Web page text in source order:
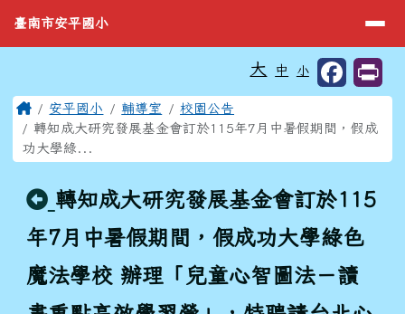
臺南市安平國小
導覽列
臺南市安平國小
⏸
大 中 小
主內容區域
Home安平國小 輔導室
校園公告
轉知成大研究發展基金會訂於115年7月中暑假期間，假成
功大學綠...
回上頁
轉知成大研究發展基金會訂於115
年7月中暑假期間，假成功大學綠色
魔法學校 辦理「兒童心智圖法－讀
頁尾區域